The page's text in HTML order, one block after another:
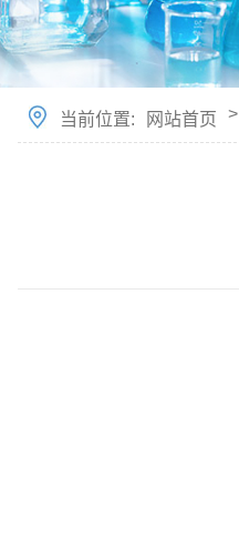
当前位置: 网站首页 >